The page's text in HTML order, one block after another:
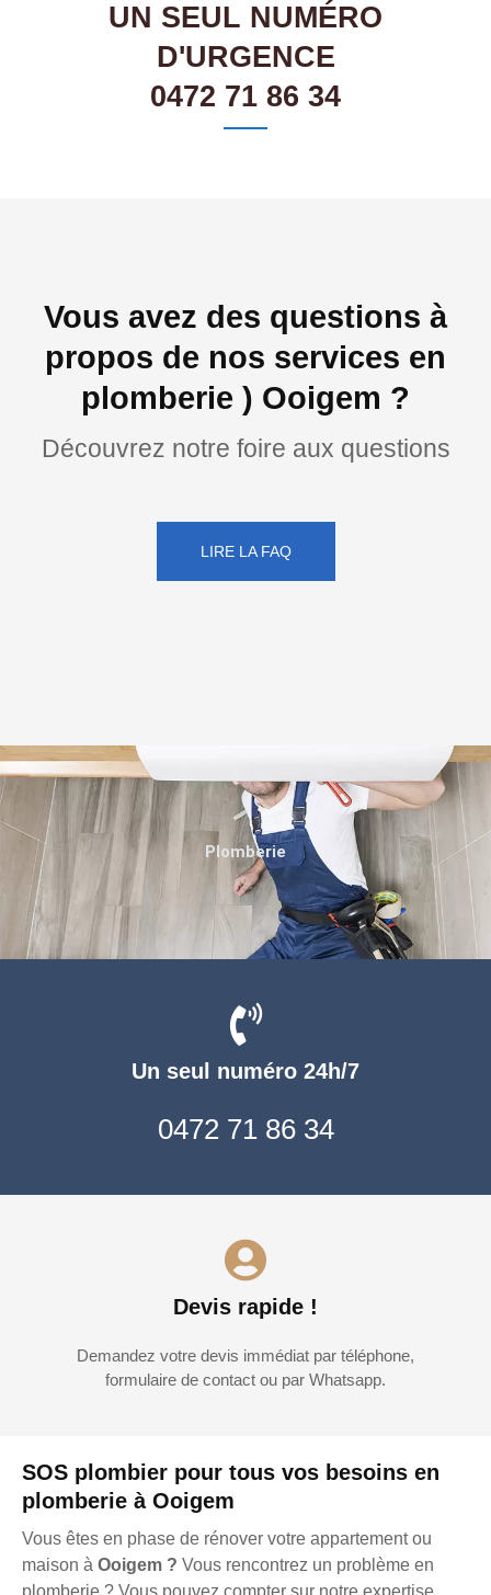
UN SEUL NUMÉRO
D'URGENCE
0472 71 86 34
Vous avez des questions à
propos de nos services en
plomberie ) Ooigem ?
Découvrez notre foire aux questions
LIRE LA FAQ
SOS plombier pour tous vos besoins en
plomberie à Ooigem
Vous êtes en phase de rénover votre appartement ou
maison à Ooigem ? Vous rencontrez un problème en
Un seul numéro 24h/7
0472 71 86 34
Devis rapide !
Demandez votre devis immédiat par téléphone,
formulaire de contact ou par Whatsapp.
Plomberie